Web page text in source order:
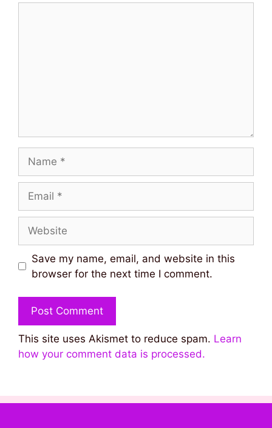
Save my name, email, and website in this
browser for the next time I comment.
This site uses Akismet to reduce spam. Learn
how your comment data is processed.